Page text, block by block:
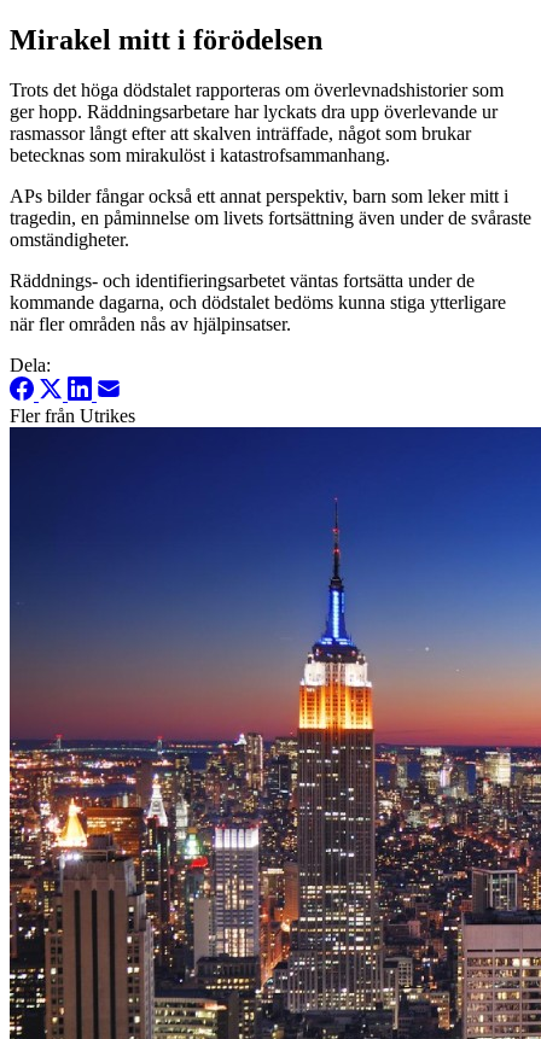
Mirakel mitt i förödelsen
Trots det höga dödstalet rapporteras om överlevnadshistorier som
ger hopp. Räddningsarbetare har lyckats dra upp överlevande ur
rasmassor långt efter att skalven inträffade, något som brukar
betecknas som mirakulöst i katastrofsammanhang.
APs bilder fångar också ett annat perspektiv, barn som leker mitt i
tragedin, en påminnelse om livets fortsättning även under de svåraste
omständigheter.
Räddnings- och identifieringsarbetet väntas fortsätta under de
kommande dagarna, och dödstalet bedöms kunna stiga ytterligare
när fler områden nås av hjälpinsatser.
Dela:
Fler från Utrikes